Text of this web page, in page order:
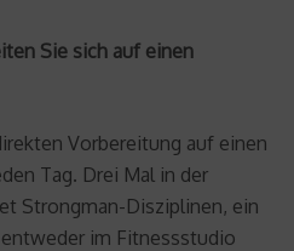
Sie sich auf einen
Vorbereitung auf einen
Tag. Drei Mal in der
Strongman-Disziplinen, ein
im Fitnessstudio